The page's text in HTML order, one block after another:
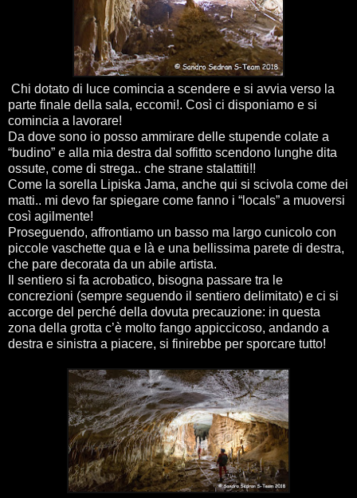
Chi dotato di luce comincia a scendere e si avvia verso la
parte finale della sala, eccomi!. Così ci disponiamo e si
comincia a lavorare!
Da dove sono io posso ammirare delle stupende colate a
“budino” e alla mia destra dal soffitto scendono lunghe dita
ossute, come di strega.. che strane stalattiti!!
Come la sorella Lipiska Jama, anche qui si scivola come dei
matti.. mi devo far spiegare come fanno i “locals” a muoversi
così agilmente!
Proseguendo, affrontiamo un basso ma largo cunicolo con
piccole vaschette qua e là e una bellissima parete di destra,
che pare decorata da un abile artista.
Il sentiero si fa acrobatico, bisogna passare tra le
concrezioni (sempre seguendo il sentiero delimitato) e ci si
accorge del perché della dovuta precauzione: in questa
zona della grotta c’è molto fango appiccicoso, andando a
destra e sinistra a piacere, si finirebbe per sporcare tutto!